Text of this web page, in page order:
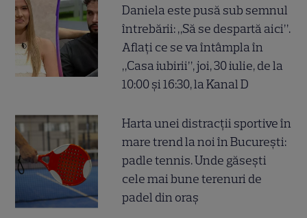
Daniela este pusă sub semnul
întrebării: „Să se despartă aici”.
Aflați ce se va întâmpla în
„Casa iubirii”, joi, 30 iulie, de la
10:00 și 16:30, la Kanal D
Harta unei distracții sportive în
mare trend la noi în București:
padle tennis. Unde găsești
cele mai bune terenuri de
padel din oraș